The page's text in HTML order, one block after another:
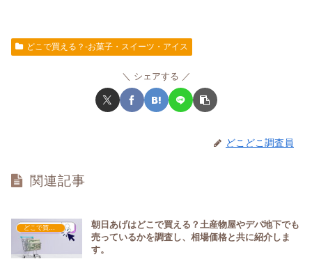
どこで買える？-お菓子・スイーツ・アイス
シェアする
どこどこ調査員
関連記事
朝日あげはどこで買える？土産物屋やデパ地下でも
売っているかを調査し、相場価格と共に紹介しま
す。